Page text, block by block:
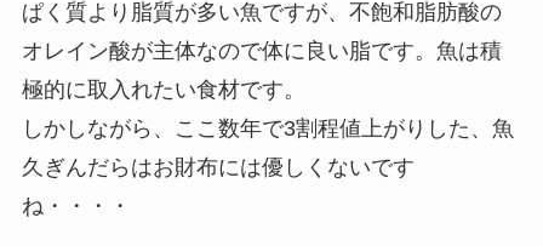
ぱく質より脂質が多い魚ですが、不飽和脂肪酸の
オレイン酸が主体なので体に良い脂です。魚は積
極的に取入れたい食材です。
しかしながら、ここ数年で3割程値上がりした、魚
久ぎんだらはお財布には優しくないです
ね・・・・